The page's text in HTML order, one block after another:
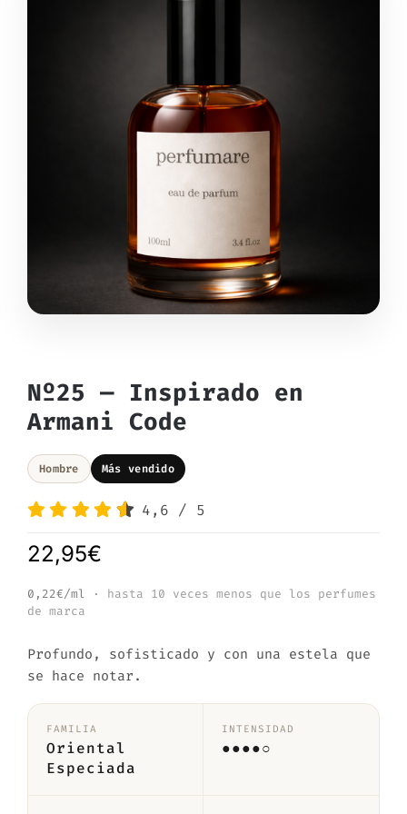
Nº25 — Inspirado en
Armani Code
Hombre Más vendido
4,6 / 5
22,95€
0,22€/ml
· hasta 10 veces menos que los perfumes
de marca
Profundo, sofisticado y con una estela que
se hace notar.
FAMILIA
Oriental
Especiada
INTENSIDAD
●●●●○